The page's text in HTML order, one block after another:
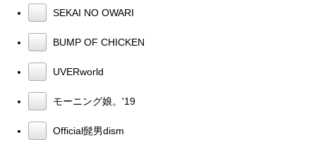
SEKAI NO OWARI
BUMP OF CHICKEN
UVERworld
モーニング娘。'19
Official髭男dism